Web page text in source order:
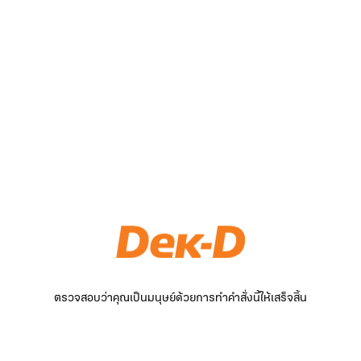
ตรวจสอบว่าคุณเป็นมนุษย์ด้วยการทำคำสั่งนี้ให้เสร็จสิ้น